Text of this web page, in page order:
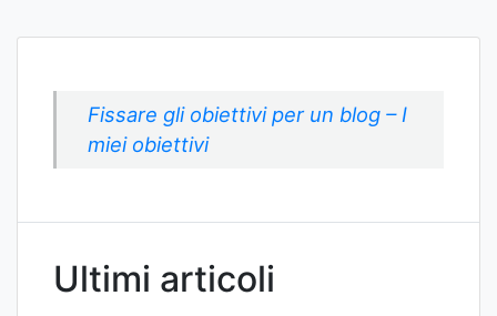
Fissare gli obiettivi per un blog – I
miei obiettivi
Ultimi articoli